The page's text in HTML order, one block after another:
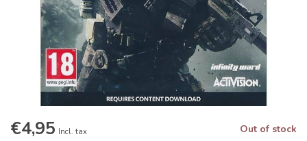
€4,95 Incl. tax Out of stock